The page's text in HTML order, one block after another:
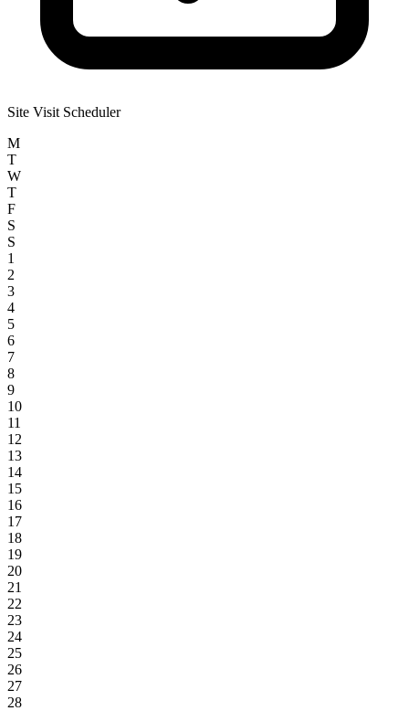
Site Visit Scheduler
M
T
W
T
F
S
S
1
2
3
4
5
6
7
8
9
10
11
12
13
14
15
16
17
18
19
20
21
22
23
24
25
26
27
28